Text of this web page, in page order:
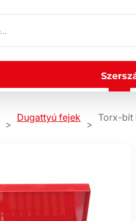
Dugattyú fejek Torx-bit